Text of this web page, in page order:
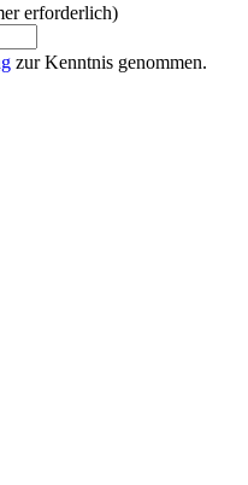
erforderlich)
zur Kenntnis genommen.